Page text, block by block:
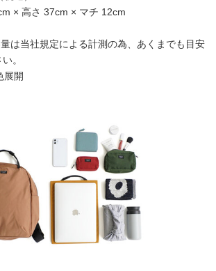
× 高さ 37cm × マチ 12cm
量は当社規定による計測の為、あくまでも目安
。
展開